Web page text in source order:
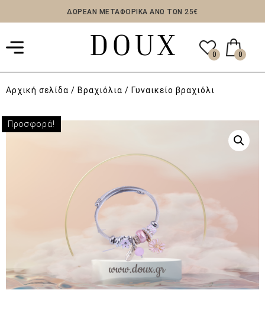
ΔΩΡΕΑΝ ΜΕΤΑΦΟΡΙΚΑ ΑΝΩ ΤΩΝ 25€
0 0
Αρχική σελίδα / Βραχιόλια / Γυναικείο βραχιόλι
Προσφορά!